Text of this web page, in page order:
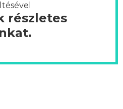
részletes